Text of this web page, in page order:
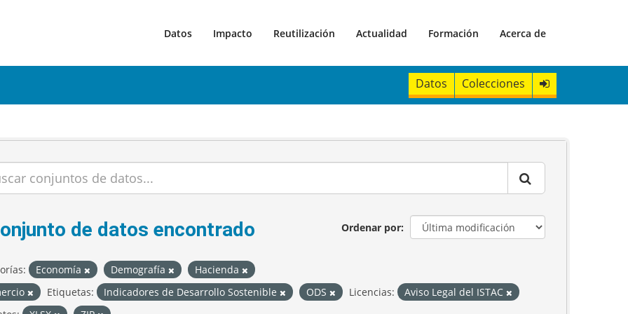
Datos Impacto Reutilización Actualidad Formación Acerca de
Datos Colecciones
Ordenar por
de datos encontrado
Economía Demografía
Hacienda
Etiquetas: Indicadores de Desarrollo Sostenible ODS Licencias:
Aviso Legal del ISTAC